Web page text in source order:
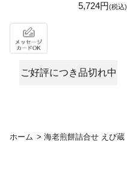
5,724円(税込)
ご好評につき品切れ中
ホーム > 海老煎餅詰合せ えび蔵